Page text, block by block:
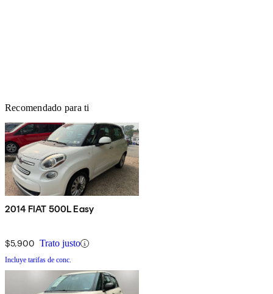
Recomendado para ti
2014 FIAT 500L Easy
$5,900 Trato justo
Incluye tarifas de conc.